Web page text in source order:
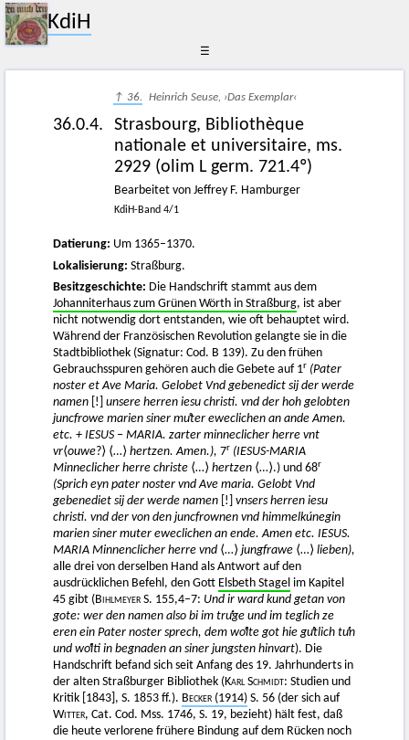
KdiH
☰
↑ 36. Heinrich Seuse, ›Das Exemplar‹
36.0.4.
Strasbourg, Bibliothèque
nationale et universitaire, ms.
2929 (olim L germ. 721.4º)
Bearbeitet von Jeffrey F. Hamburger
KdiH-Band 4/1
Datierung: Um 1365–1370.
Lokalisierung: Straßburg.
Besitzgeschichte: Die Handschrift stammt aus dem
Johanniterhaus zum Grünen Wörth in Straßburg, ist aber
nicht notwendig dort entstanden, wie oft behauptet wird.
Während der Französischen Revolution gelangte sie in die
Stadtbibliothek (Signatur: Cod. B 139). Zu den frühen
Gebrauchsspuren gehören auch die Gebete auf 1r (Pater
noster et Ave Maria. Gelobet Vnd gebenedict sij der werde
namen [!] unsere herren iesu christi. vnd der hoh gelobten
juncfrowe marien siner muͦter eweclichen an ande Amen.
etc. + IESUS – MARIA. zarter minneclicher herre vnt
vr⟨ouwe?⟩ ⟨…⟩ hertzen. Amen.), 7r (IESUS-MARIA
Minneclicher herre christe ⟨…⟩ hertzen ⟨…⟩.) und 68r
(Sprich eyn pater noster vnd Ave maria. Gelobt Vnd
gebenediet sij der werde namen [!] vnsers herren iesu
christi. vnd der von den juncfrownen vnd himmelkúnegin
marien siner muter eweclichen an ende. Amen etc. IESUS.
MARIA Minnenclicher herre vnd ⟨…⟩ jungfrawe ⟨…⟩ lieben),
alle drei von derselben Hand als Antwort auf den
ausdrücklichen Befehl, den Gott Elsbeth Stagel im Kapitel
45 gibt (Bihlmeyer S. 155,4–7: Und ir ward kund getan von
gote: wer den namen also bi im truͤge und im teglich ze
eren ein Pater noster sprech, dem woͤlte got hie guͤtlich tuͤn
und woͤlti in begnaden an siner jungsten hinvart). Die
Handschrift befand sich seit Anfang des 19. Jahrhunderts in
der alten Straßburger Bibliothek (Karl Schmidt: Studien und
Kritik [1843], S. 1853 ff.). Becker (1914) S. 56 (der sich auf
Witter, Cat. Cod. Mss. 1746, S. 19, bezieht) hält fest, daß
die heute verlorene frühere Bindung auf dem Rücken noch